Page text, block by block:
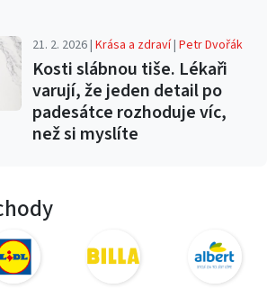
21. 2. 2026 |Krása a zdraví|Petr Dvořák
Kosti slábnou tiše. Lékaři
varují, že jeden detail po
padesátce rozhoduje víc,
než si myslíte